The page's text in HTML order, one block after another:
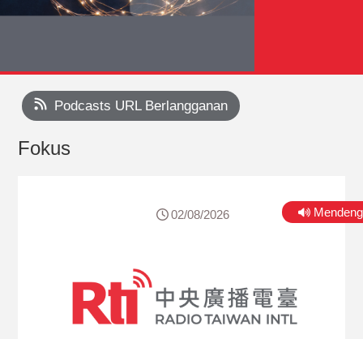
Podcasts URL Berlangganan
Fokus
02/08/2026